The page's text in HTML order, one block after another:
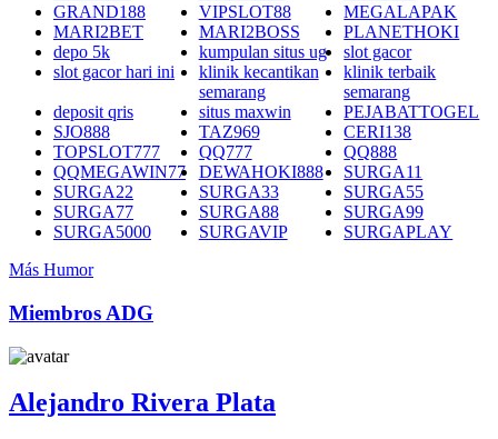
GRAND188
VIPSLOT88
MEGALAPAK
MARI2BET
MARI2BOSS
PLANETHOKI
depo 5k
kumpulan situs ug
slot gacor
slot gacor hari ini
klinik kecantikan
semarang
klinik terbaik
semarang
deposit qris
situs maxwin
PEJABATTOGEL
SJO888
TAZ969
CERI138
TOPSLOT777
QQ777
QQ888
QQMEGAWIN77
DEWAHOKI888
SURGA11
SURGA22
SURGA33
SURGA55
SURGA77
SURGA88
SURGA99
SURGA5000
SURGAVIP
SURGAPLAY
Más Humor
Miembros ADG
Alejandro Rivera Plata